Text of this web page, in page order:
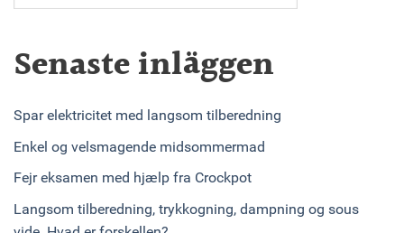
Senaste inläggen
Spar elektricitet med langsom tilberedning
Enkel og velsmagende midsommermad
Fejr eksamen med hjælp fra Crockpot
Langsom tilberedning, trykkogning, dampning og sous